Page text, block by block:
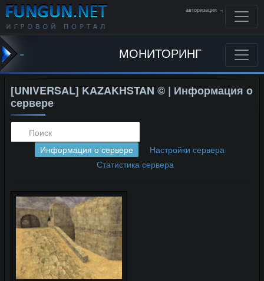
авторизация →
- МОНИТОРИНГ
[UNIVERSAL] KAZAKHSTAN © | Информация о
сервере
Информация о сервере
Настройки сервера
Статистика сервера